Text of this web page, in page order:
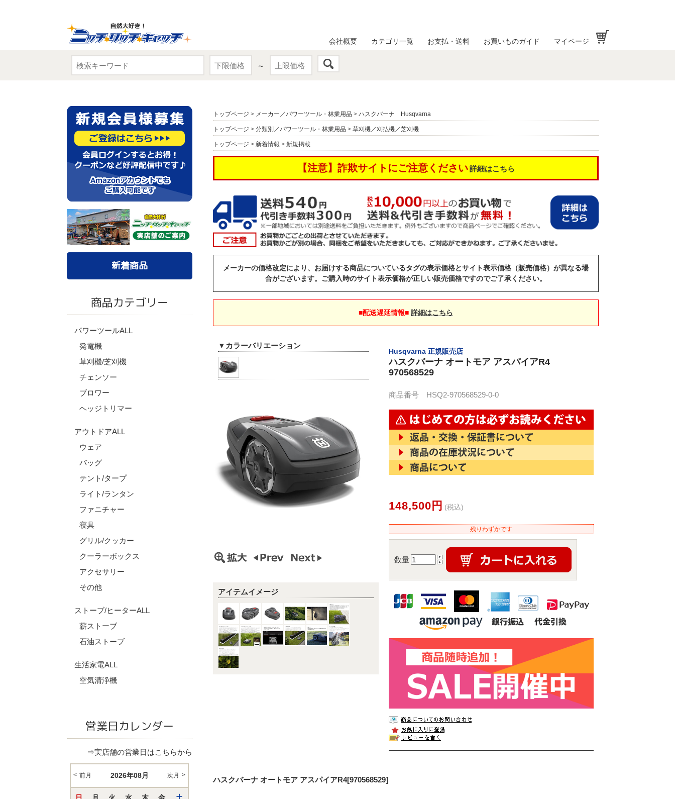
～
会社概要 カテゴリ一覧 お支払・送料 お買いものガイド マイページ
新着商品
商品カテゴリー
パワーツールALL
発電機
草刈機/芝刈機
チェンソー
ブロワー
ヘッジトリマー
アウトドアALL
ウェア
バッグ
テント/タープ
ライト/ランタン
ファニチャー
寝具
グリル/クッカー
クーラーボックス
アクセサリー
その他
ストーブ/ヒーターALL
薪ストーブ
石油ストーブ
生活家電ALL
空気清浄機
営業日カレンダー
⇒実店舗の営業日はこちらから
トップページ > メーカー／パワーツール・林業用品 > ハスクバーナ Husqvarna
トップページ > 分類別／パワーツール・林業用品 > 草刈機／刈払機／芝刈機
トップページ > 新着情報 > 新規掲載
【注意】詐欺サイトにご注意ください 詳細はこちら
メーカーの価格改定により、お届けする商品についているタグの表示価格とサイト表示価格（販売価格）が異なる場
合がございます。ご購入時のサイト表示価格が正しい販売価格ですのでご了承ください。
■配送遅延情報■ 詳細はこちら
Husqvarna 正規販売店
ハスクバーナ オートモア アスパイアR4
970568529
商品番号 HSQ2-970568529-0-0
148,500円 (税込)
残りわずかです
数量
▼カラーバリエーション
アイテムイメージ
ハスクバーナ オートモア アスパイアR4[970568529]